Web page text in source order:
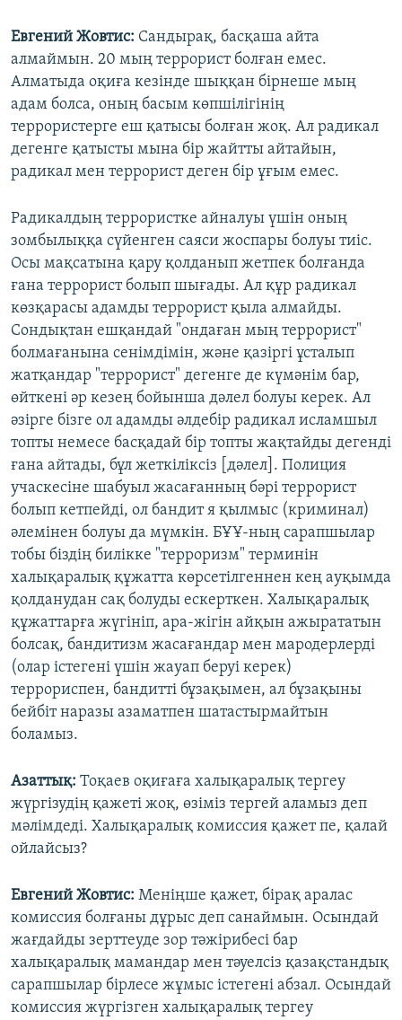
Евгений Жовтис: Сандырақ, басқаша айта
алмаймын. 20 мың террорист болған емес.
Алматыда оқиға кезінде шыққан бірнеше мың
адам болса, оның басым көпшілігінің
террористерге еш қатысы болған жоқ. Ал радикал
дегенге қатысты мына бір жайтты айтайын,
радикал мен террорист деген бір ұғым емес.
Радикалдың террористке айналуы үшін оның
зомбылыққа сүйенген саяси жоспары болуы тиіс.
Осы мақсатына қару қолданып жетпек болғанда
ғана террорист болып шығады. Ал құр радикал
көзқарасы адамды террорист қыла алмайды.
Сондықтан ешқандай "ондаған мың террорист"
болмағанына сенімдімін, және қазіргі ұсталып
жатқандар "террорист" дегенге де күмәнім бар,
өйткені әр кезең бойынша дәлел болуы керек. Ал
әзірге бізге ол адамды әлдебір радикал исламшыл
топты немесе басқадай бір топты жақтайды дегенді
ғана айтады, бұл жеткіліксіз [дәлел]. Полиция
учаскесіне шабуыл жасағанның бәрі террорист
болып кетпейді, ол бандит я қылмыс (криминал)
әлемінен болуы да мүмкін. БҰҰ-ның сарапшылар
тобы біздің билікке "терроризм" терминін
халықаралық құжатта көрсетілгеннен кең ауқымда
қолданудан сақ болуды ескерткен. Халықаралық
құжаттарға жүгініп, ара-жігін айқын ажырататын
болсақ, бандитизм жасағандар мен мародерлерді
(олар істегені үшін жауап беруі керек)
террориспен, бандитті бұзақымен, ал бұзақыны
бейбіт наразы азаматпен шатастырмайтын
боламыз.
Азаттық: Тоқаев оқиғаға халықаралық тергеу
жүргізудің қажеті жоқ, өзіміз тергей аламыз деп
мәлімдеді. Халықаралық комиссия қажет пе, қалай
ойлайсыз?
Евгений Жовтис: Меніңше қажет, бірақ аралас
комиссия болғаны дұрыс деп санаймын. Осындай
жағдайды зерттеуде зор тәжірибесі бар
халықаралық мамандар мен тәуелсіз қазақстандық
сарапшылар бірлесе жұмыс істегені абзал. Осындай
комиссия жүргізген халықаралық тергеу